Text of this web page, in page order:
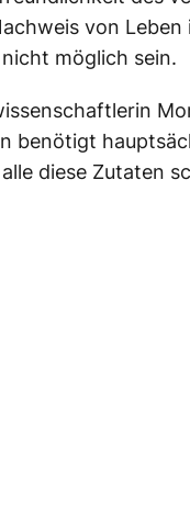
von Leben
möglich sein.
benötigt
diese Zutaten